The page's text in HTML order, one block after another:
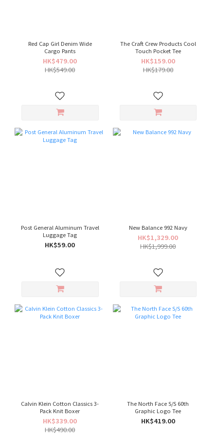
Red Cap Girl Denim Wide
Cargo Pants
HK$479.00
HK$549.00
The Craft Crew Products Cool
Touch Pocket Tee
HK$159.00
HK$179.00
Post General Aluminum Travel
Luggage Tag
HK$59.00
New Balance 992 Navy
HK$1,329.00
HK$1,999.00
Calvin Klein Cotton Classics 3-
Pack Knit Boxer
HK$339.00
HK$490.00
The North Face S/S 60th
Graphic Logo Tee
HK$419.00